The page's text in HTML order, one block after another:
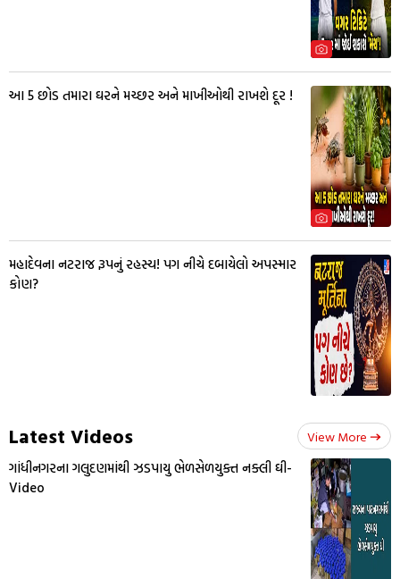
આ 5 છોડ તમારા ઘરને મચ્છર અને માખીઓથી રાખશે દૂર !
મહાદેવના નટરાજ રૂપનું રહસ્ય! પગ નીચે દબાયેલો અપસ્માર
કોણ?
Latest Videos View More
ગાંધીનગરના ગલુદણમાંથી ઝડપાયુ ભેળસેળયુક્ત નક્લી ઘી-
Video